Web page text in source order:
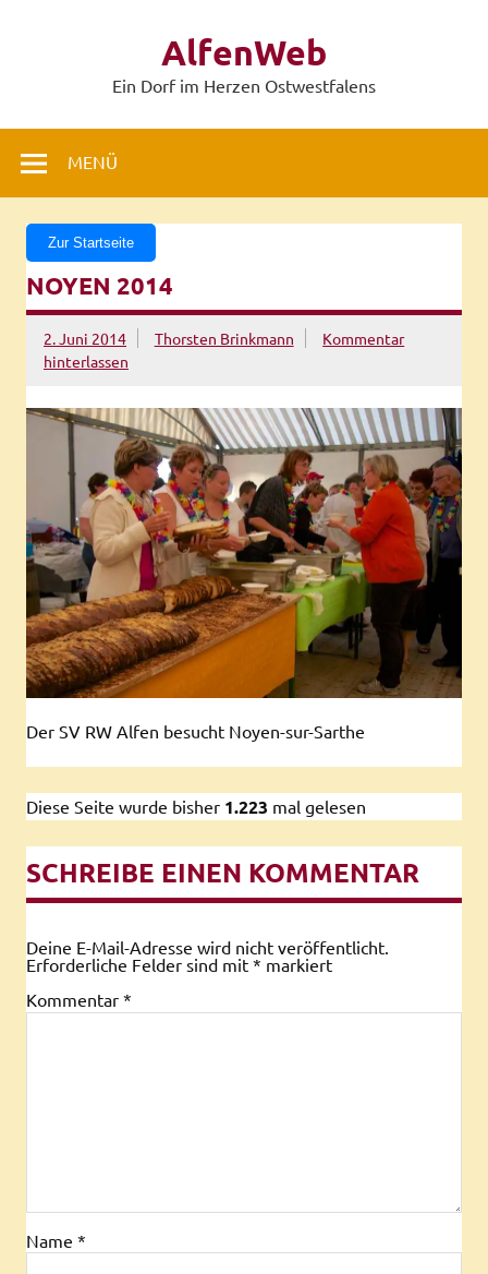
AlfenWeb
Ein Dorf im Herzen Ostwestfalens
MENÜ
Zur Startseite
NOYEN 2014
2. Juni 2014 Thorsten Brinkmann
Kommentar
hinterlassen
Der SV RW Alfen besucht Noyen-sur-Sarthe
Diese Seite wurde bisher 1.223 mal gelesen
SCHREIBE EINEN KOMMENTAR
Deine E-Mail-Adresse wird nicht veröffentlicht.
Erforderliche Felder sind mit * markiert
Kommentar *
Name *